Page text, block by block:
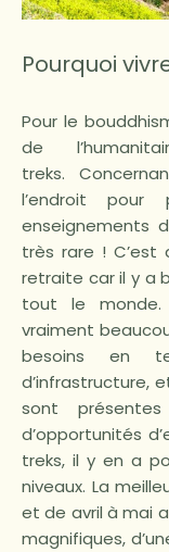
Pourquoi
Pour le
de
treks.
l’endroit
enseignements
très rare ! C’est
retraite car il y a
tout le monde.
vraiment
besoins en
d’infrastructure,
sont présentes
d’opportunités
treks, il y en a
niveaux. La
et de avril à mai
magnifiques,